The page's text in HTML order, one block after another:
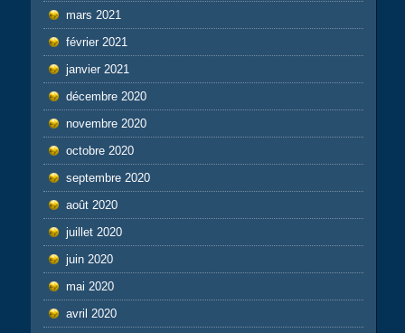
mars 2021
février 2021
janvier 2021
décembre 2020
novembre 2020
octobre 2020
septembre 2020
août 2020
juillet 2020
juin 2020
mai 2020
avril 2020